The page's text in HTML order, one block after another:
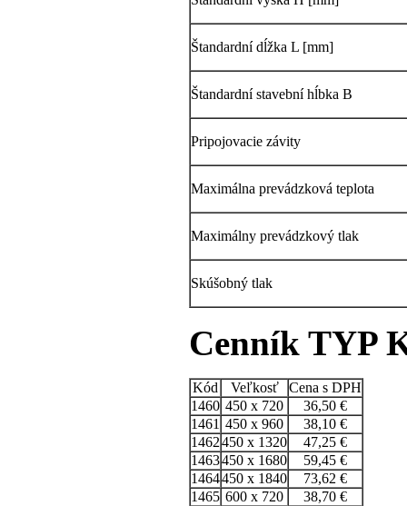
Štandardní dĺžka L [mm]
Štandardní stavební hĺbka B
Pripojovacie závity
Maximálna prevádzková teplota
Maximálny prevádzkový tlak
Skúšobný tlak
Cenník TYP
Kód Veľkosť
Cena s DPH
1460 450 x 720
36,50 €
1461 450 x 960
38,10 €
1462450 x 1320
47,25 €
1463450 x 1680
59,45 €
1464450 x 1840
73,62 €
1465 600 x 720
38,70 €